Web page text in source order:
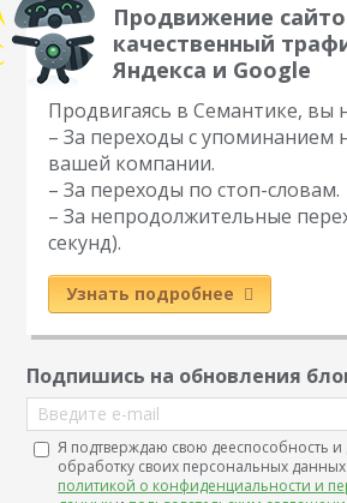
Продвижение
качественный
Яндекса и Google
Продвигаясь в Семантике, вы
– За переходы с упоминанием
вашей компании.
– За переходы по стоп-словам.
– За непродолжительные
секунд).
Узнать подробнее
Подпишись на обновления
Введите e-mail
Я подтверждаю свою дееспособность и
обработку своих персональных данных
политикой о конфиденциальности и